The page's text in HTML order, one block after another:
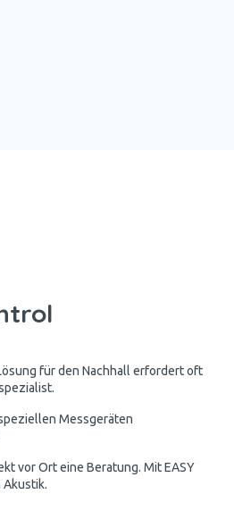
für den Nachhall erfordert oft
Messgeräten
vor Ort eine Beratung. Mit EASY
Akustik.